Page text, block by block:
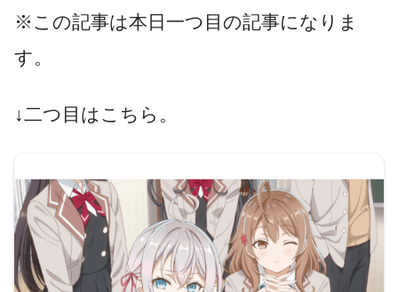
※この記事は本日一つ目の記事になりま
す。
↓二つ目はこちら。